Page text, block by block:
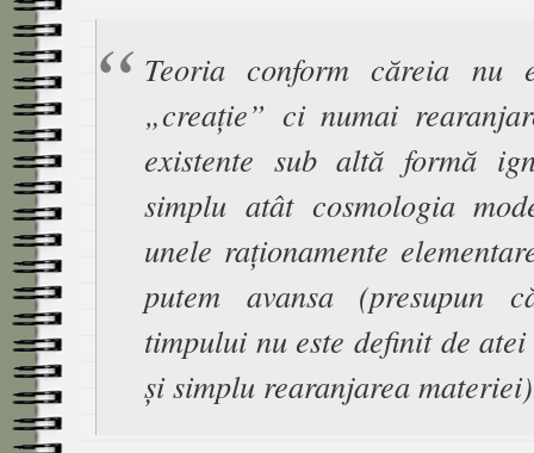
Teoria conform căreia nu
„creație” ci numai
existente sub altă formă
simplu atât cosmologia
unele raționamente
putem avansa (presupun
timpului nu este definit de
și simplu rearanjarea